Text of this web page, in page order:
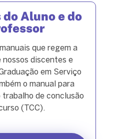
Aluno e do
que regem a
nossos discentes e
em Serviço
o manual para
trabalho de conclusão
(TCC).